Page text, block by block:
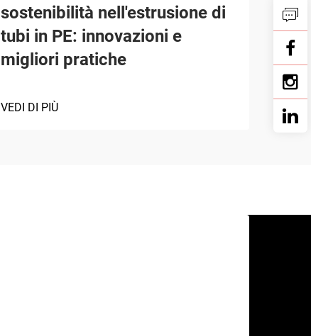
sostenibilità nell'estrusione di
tubi in PE: innovazioni e
migliori pratiche
VEDI DI PIÙ